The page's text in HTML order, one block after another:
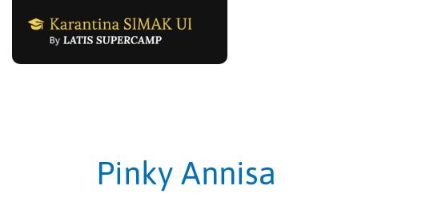
Pinky Annisa